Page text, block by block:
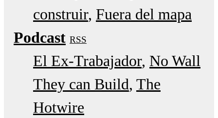
construir Fuera del mapa
Podcast RSS
El Ex-Trabajador No Wall
They can Build The
Hotwire